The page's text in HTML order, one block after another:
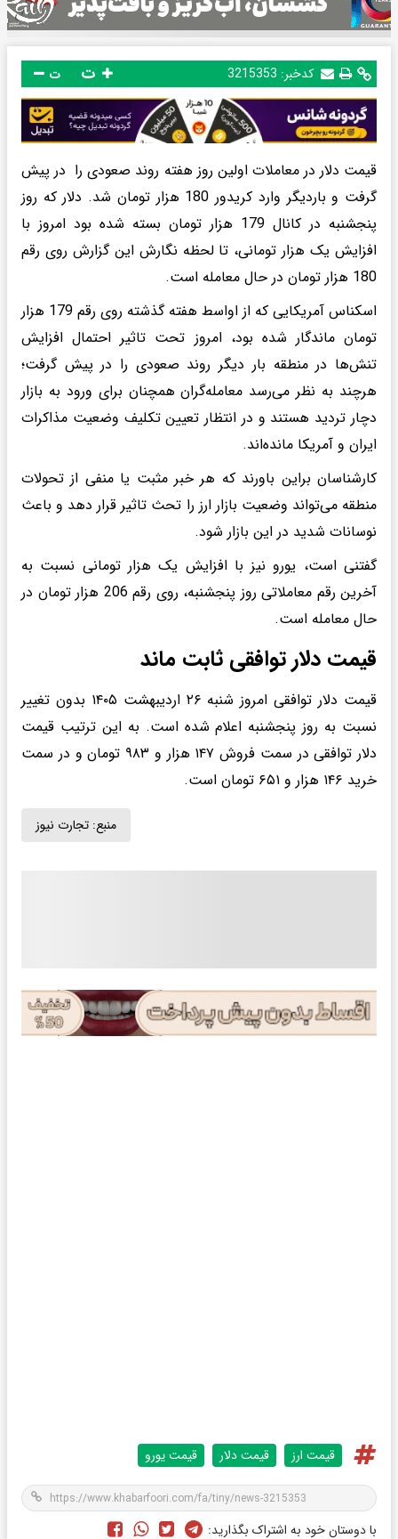
کدخبر: 3215353 ت
قیمت دلار در معاملات اولین روز هفته روند صعودی را در پیش
گرفت و باردیگر وارد کریدور 180 هزار تومان شد. دلار که روز
پنجشنبه در کانال 179 هزار تومان بسته شده بود امروز با
افزایش یک هزار تومانی، تا لحظه نگارش این گزارش روی رقم
180 هزار تومان در حال معامله‌ است.
اسکناس آمریکایی که از اواسط هفته گذشته روی رقم 179 هزار
تومان ماندگار شده‌ بود، امروز تحت تاثیر احتمال افزایش
تنش‌ها در منطقه بار دیگر روند صعودی را در پیش گرفت؛
هرچند به نظر می‌رسد معامله‌گران همچنان برای ورود به بازار
دچار تردید هستند و در انتظار تعیین تکلیف وضعیت مذاکرات
ایران و آمریکا مانده‌اند.
کارشناسان براین باورند که هر خبر مثبت یا منفی از تحولات
منطقه می‌تواند وضعیت بازار ارز را تحث تاثیر قرار دهد و باعث
نوسانات شدید در این بازار شود.
گفتنی است، یورو نیز با افزایش یک هزار تومانی نسبت به
آخرین رقم معاملاتی روز پنجشنبه، روی رقم 206 هزار تومان در
حال معامله است.
قیمت دلار توافقی ثابت ماند
قیمت دلار توافقی امروز شنبه ۲۶ اردیبهشت ۱۴۰۵ بدون تغییر
نسبت به روز پنجشنبه اعلام شده است. به این ترتیب قیمت
دلار توافقی در سمت فروش ۱۴۷ هزار و ۹۸۳ تومان و در سمت
خرید ۱۴۶ هزار و ۶۵۱ تومان است.
منبع: تجارت نیوز
قیمت ارز قیمت دلار قیمت یورو
با دوستان خود به اشتراک بگذارید: